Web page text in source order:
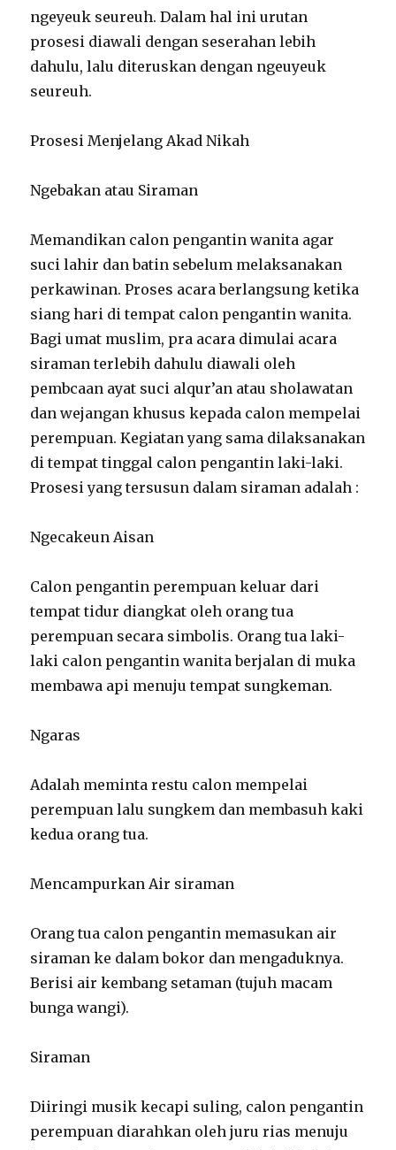
ngeyeuk seureuh. Dalam hal ini urutan
prosesi diawali dengan seserahan lebih
dahulu, lalu diteruskan dengan ngeuyeuk
seureuh.
Prosesi Menjelang Akad Nikah
Ngebakan atau Siraman
Memandikan calon pengantin wanita agar
suci lahir dan batin sebelum melaksanakan
perkawinan. Proses acara berlangsung ketika
siang hari di tempat calon pengantin wanita.
Bagi umat muslim, pra acara dimulai acara
siraman terlebih dahulu diawali oleh
pembcaan ayat suci alqur’an atau sholawatan
dan wejangan khusus kepada calon mempelai
perempuan. Kegiatan yang sama dilaksanakan
di tempat tinggal calon pengantin laki-laki.
Prosesi yang tersusun dalam siraman adalah :
Ngecakeun Aisan
Calon pengantin perempuan keluar dari
tempat tidur diangkat oleh orang tua
perempuan secara simbolis. Orang tua laki-
laki calon pengantin wanita berjalan di muka
membawa api menuju tempat sungkeman.
Ngaras
Adalah meminta restu calon mempelai
perempuan lalu sungkem dan membasuh kaki
kedua orang tua.
Mencampurkan Air siraman
Orang tua calon pengantin memasukan air
siraman ke dalam bokor dan mengaduknya.
Berisi air kembang setaman (tujuh macam
bunga wangi).
Siraman
Diiringi musik kecapi suling, calon pengantin
perempuan diarahkan oleh juru rias menuju